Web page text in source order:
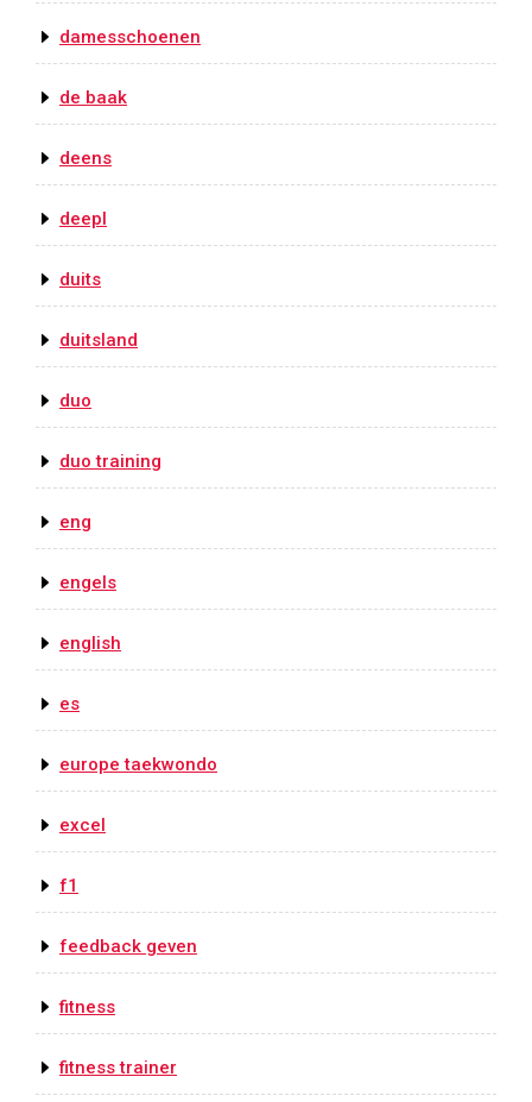
damesschoenen
de baak
deens
deepl
duits
duitsland
duo
duo training
eng
engels
english
es
europe taekwondo
excel
f1
feedback geven
fitness
fitness trainer